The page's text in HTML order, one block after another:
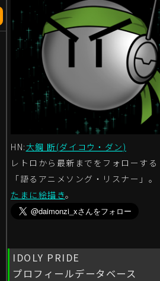
HN: 大鋼 断(ダイコウ・ダン)
レトロから最新までをフォローする
「語るアニメソング・リスナー」。
たまに絵描き。
IDOLY PRIDE
プロフィールデータベース